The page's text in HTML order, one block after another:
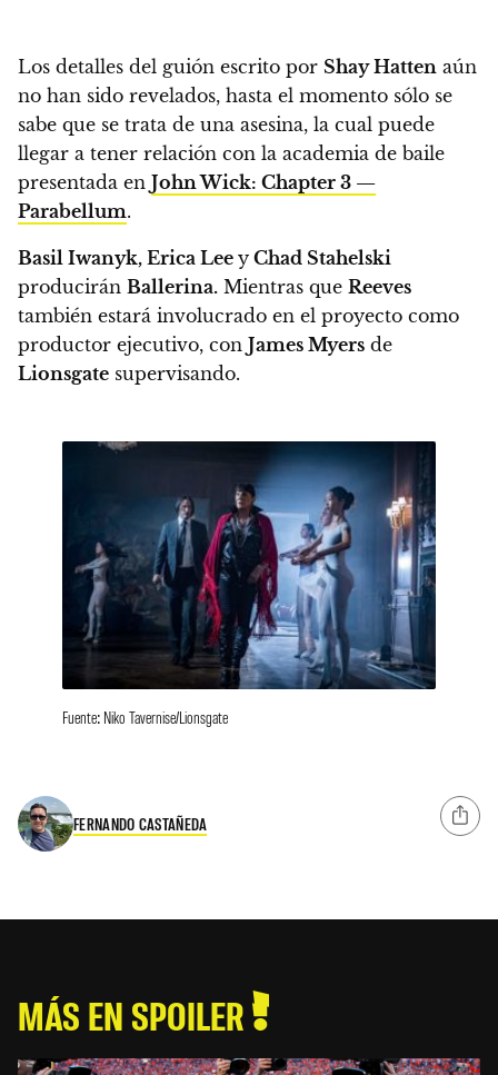
Los detalles del guión escrito por Shay Hatten aún
no han sido revelados, hasta el momento sólo se
sabe que se trata de una asesina, la cual puede
llegar a tener relación con la academia de baile
presentada en John Wick: Chapter 3 —
Parabellum.
Basil Iwanyk, Erica Lee y Chad Stahelski
producirán Ballerina. Mientras que Reeves
también estará involucrado en el proyecto como
productor ejecutivo, con James Myers de
Lionsgate supervisando.
Fuente: Niko Tavernise/Lionsgate
FERNANDO CASTAÑEDA
MÁS EN SPOILER